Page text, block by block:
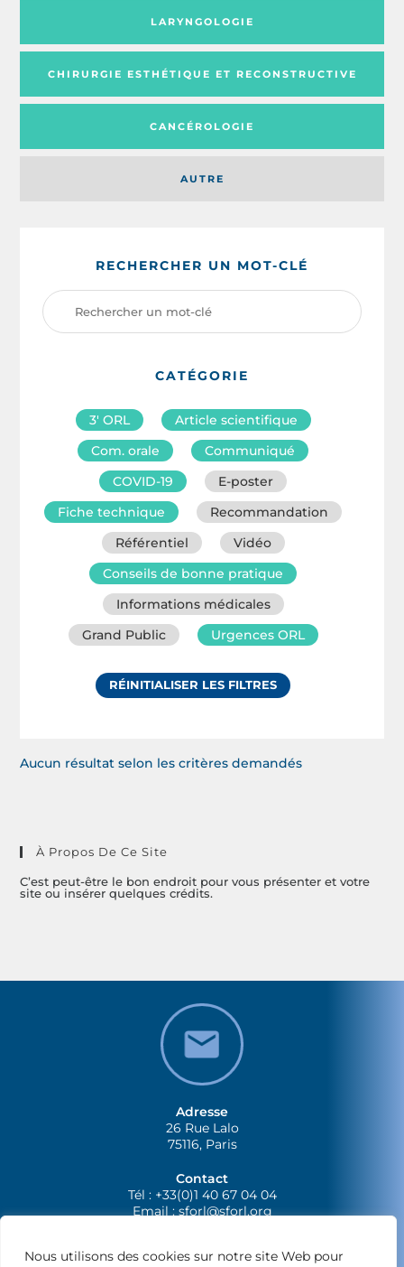
Nous utilisons des cookies sur notre site Web pour
AUTRE
LARYNGOLOGIE
CHIRURGIE ESTHÉTIQUE ET RECONSTRUCTIVE
CANCÉROLOGIE
RECHERCHER UN MOT-CLÉ
CATÉGORIE
3′ ORL
Article scientifique
Com. orale
Communiqué
COVID-19
E-poster
Fiche technique
Recommandation
Référentiel
Vidéo
Conseils de bonne pratique
Informations médicales
Grand Public
Urgences ORL
RÉINITIALISER LES FILTRES
Aucun résultat selon les critères demandés
À Propos De Ce Site
C’est peut-être le bon endroit pour vous présenter et votre
site ou insérer quelques crédits.
Adresse
26 Rue Lalo
75116, Paris
Contact
Tél : +33(0)1 40 67 04 04
Email :sforl@sforl.org